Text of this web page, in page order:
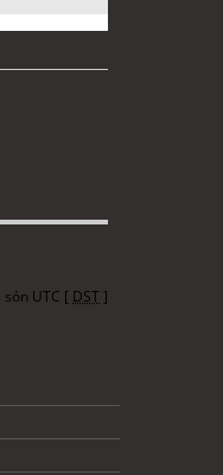
són UTC [ DST]